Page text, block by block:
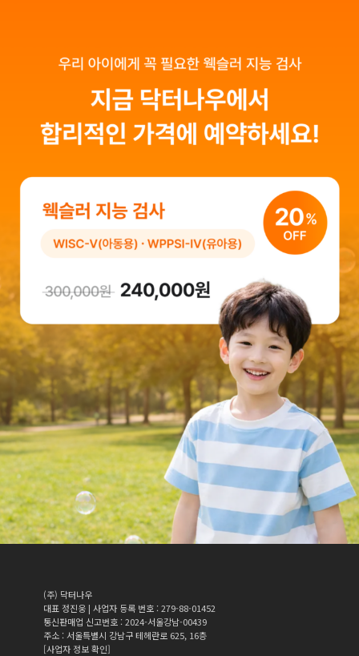
(주) 닥터나우
대표 정진웅 | 사업자 등록 번호 : 279-88-01452
통신판매업 신고번호 : 2024-서울강남-00439
주소 : 서울특별시 강남구 테헤란로 625, 16층
[사업자 정보 확인]